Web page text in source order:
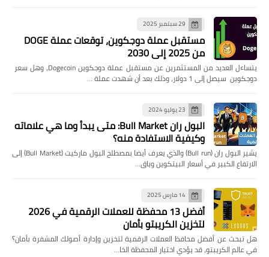
29 سبتمبر 2025
مستقبل عملة دوجكوين، توقعات عملة DOGE
من 2025 إلى 2030
يتساءل العديد من المستثمرين عن مستقبل عملة دوجكوين Dogecoin، وهل سعر
دوجكوين سيصل إلى 1 دولار، وذلك بعد أن شهدت عملة …
23 يوليو 2024
البول ران Bull Market: متى يبدأ وما هي علاماته
وكيفية الاستفادة منه؟
يشير البول ران (Bull run) والذي يعرف أيضا بمصطلح البول ماركيت (Bull Market) إلى
الارتفاع الكبير في أسعار البيتكوين وباق…
14 مارس 2025
أفضل 13 محفظة للعملات الرقمية في 2026
لتخزين الكريبتو بأمان
هل تبحث عن أفضل محافظ العملات الرقمية لتخزين وإدارة أصولك المشفرة بأمان؟
في عالم الكريبتو، قد يؤدي اختيار المحفظة الخا…